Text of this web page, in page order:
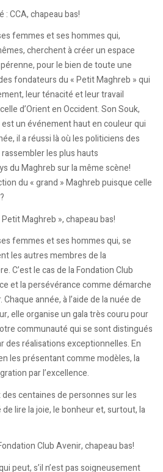
CCA, chapeau bas!
femmes et ses hommes qui,
cherchent à créer un espace
pour le bien de toute une
fondateurs du « Petit Maghreb » qui
leur ténacité et leur travail
d’Orient en Occident. Son Souk,
un événement haut en couleur qui
il a réussi là où les politiciens des
les plus hauts
du Maghreb sur la même scène!
du « grand » Maghreb puisque celle
Maghreb », chapeau bas!
femmes et ses hommes qui, se
les autres membres de la
C’est le cas de la Fondation Club
et la persévérance comme démarche
année, à l’aide de la nuée de
elle organise un gala très couru pour
communauté qui se sont distingués
des réalisations exceptionnelles. En
les présentant comme modèles, la
par l’excellence.
centaines de personnes sur les
lire la joie, le bonheur et, surtout, la
Club Avenir, chapeau bas!
peut, s’il n’est pas soigneusement